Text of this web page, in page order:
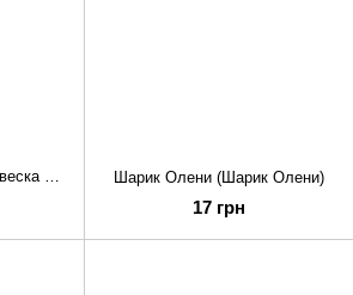
Шарик Олени (Шарик Олени)
17 грн